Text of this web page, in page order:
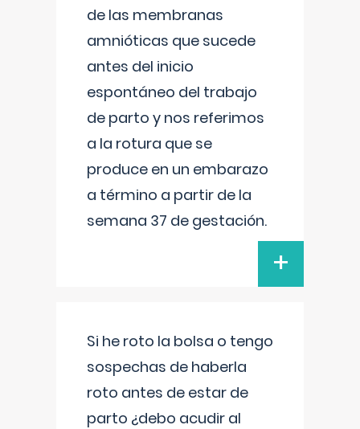
de las membranas
amnióticas que sucede
antes del inicio
espontáneo del trabajo
de parto y nos referimos
a la rotura que se
produce en un embarazo
a término a partir de la
semana 37 de gestación.
+
Si he roto la bolsa o tengo
sospechas de haberla
roto antes de estar de
parto ¿debo acudir al